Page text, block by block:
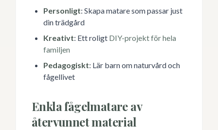
Personligt: Skapa matare som passar just
din trädgård
Kreativt: Ett roligt DIY-projekt för hela
familjen
Pedagogiskt: Lär barn om naturvård och
fågellivet
Enkla fågelmatare av
återvunnet material